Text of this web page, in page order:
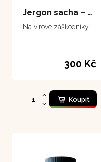
Jergon sacha – extrakt 50 ml
Na virové záškodníky
300 Kč
Koupit